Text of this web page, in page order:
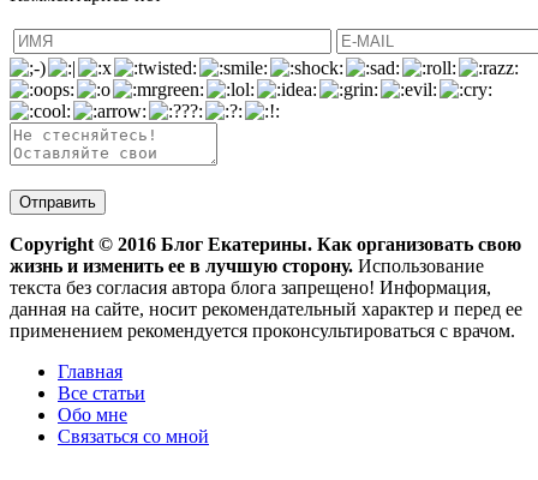
Copyright © 2016 Блог Екатерины. Как организовать свою
жизнь и изменить ее в лучшую сторону. Использование
текста без согласия автора блога запрещено! Информация,
данная на сайте, носит рекомендательный характер и перед ее
применением рекомендуется проконсультироваться с врачом.
Главная
Все статьи
Обо мне
Связаться со мной